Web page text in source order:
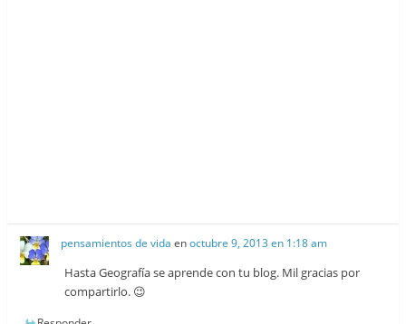
pensamientos de vida enoctubre 9, 2013 en 1:18 am
Hasta Geografía se aprende con tu blog. Mil gracias por
compartirlo. 😉